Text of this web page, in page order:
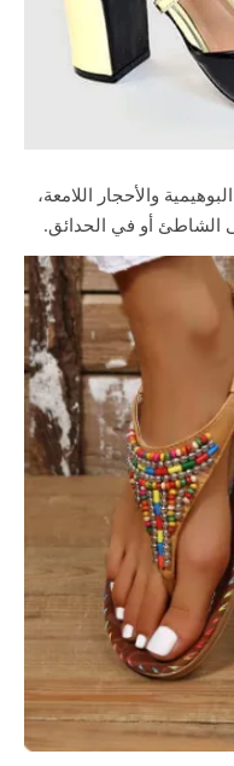
والأحجار اللامعة،
الشاطئ أو في الحدائق.